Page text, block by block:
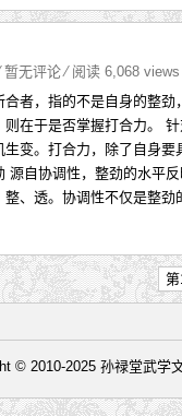
暂无评论⁄ 阅读 6,068
合者，指的不是自身的整
则在于是否掌握打合力。
生变。打合力，除了自身
源自协调性，整劲的水平
整、透。协调性不仅是整劲
© 2010-2025 孙禄堂武